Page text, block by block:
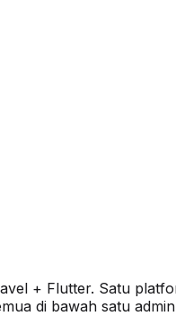
+ Flutter. Satu
di bawah satu